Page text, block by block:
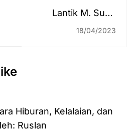
Lantik M. Sunir
Ridha Jadi Ketua
18/04/2023
Hiburan, Kelalaian, dan
Ruslan